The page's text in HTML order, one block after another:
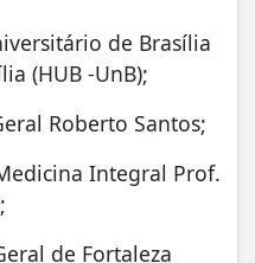
de Brasília
(HUB -UnB);
Roberto Santos;
Integral Prof.
de Fortaleza